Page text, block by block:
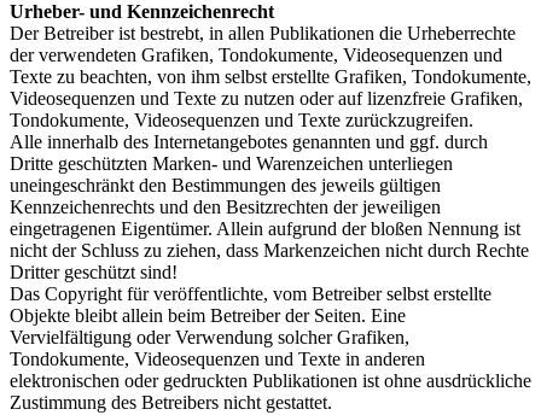
Urheber- und Kennzeichenrecht
Der Betreiber ist bestrebt, in allen Publikationen die Urheberrechte
der verwendeten Grafiken, Tondokumente, Videosequenzen und
Texte zu beachten, von ihm selbst erstellte Grafiken, Tondokumente,
Videosequenzen und Texte zu nutzen oder auf lizenzfreie Grafiken,
Tondokumente, Videosequenzen und Texte zurückzugreifen.
Alle innerhalb des Internetangebotes genannten und ggf. durch
Dritte geschützten Marken- und Warenzeichen unterliegen
uneingeschränkt den Bestimmungen des jeweils gültigen
Kennzeichenrechts und den Besitzrechten der jeweiligen
eingetragenen Eigentümer. Allein aufgrund der bloßen Nennung ist
nicht der Schluss zu ziehen, dass Markenzeichen nicht durch Rechte
Dritter geschützt sind!
Das Copyright für veröffentlichte, vom Betreiber selbst erstellte
Objekte bleibt allein beim Betreiber der Seiten. Eine
Vervielfältigung oder Verwendung solcher Grafiken,
Tondokumente, Videosequenzen und Texte in anderen
elektronischen oder gedruckten Publikationen ist ohne ausdrückliche
Zustimmung des Betreibers nicht gestattet.